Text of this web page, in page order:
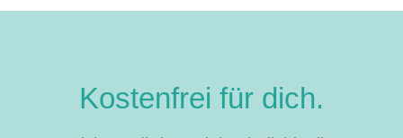
Kostenfrei für dich.